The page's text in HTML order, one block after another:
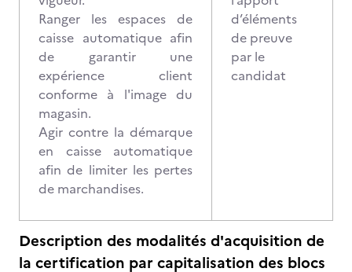
Ranger les espaces de
caisse automatique afin
de garantir une
expérience client
conforme à l'image du
magasin.
Agir contre la démarque
en caisse automatique
afin de limiter les pertes
de marchandises.
d’éléments
de preuve
par le
candidat
Description des modalités d'acquisition de
la certification par capitalisation des blocs